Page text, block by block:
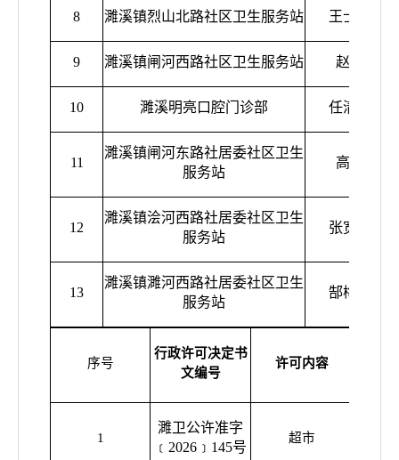
8 濉溪镇烈山北路社区卫生服务站 王士永
9 濉溪镇闸河西路社区卫生服务站 赵莉
10 濉溪明亮口腔门诊部 任清洁
11
濉溪镇闸河东路社居委社区卫生
服务站
高敏
12
濉溪镇浍河西路社居委社区卫生
服务站
张宽东
13
濉溪镇濉河西路社居委社区卫生
服务站
郜梅生
序号
行政许可决定书
文编号
许可内容
1
濉卫公许准字
﹝2026﹞145号
超市